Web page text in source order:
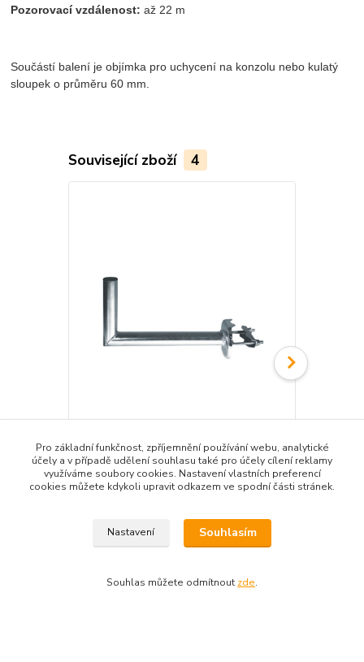
Pozorovací vzdálenost:až 22 m
Součástí balení je objímka pro uchycení na konzolu nebo kulatý
sloupek o průměru 60 mm.
Související zboží 4
593 Kč/ks
490 Kčbez DPH
956 Kč
790 Kč
Pro základní funkčnost, zpříjemnění používání webu, analytické
účely a v případě udělení souhlasu také pro účely cílení reklamy
využíváme soubory cookies. Nastavení vlastních preferencí
cookies můžete kdykoli upravit odkazem ve spodní části stránek.
Nastavení Souhlasím
Souhlas můžete odmítnout zde.